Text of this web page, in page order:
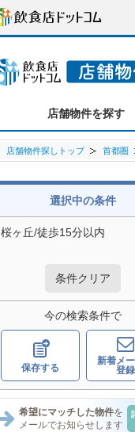
店舗物件を探す
店舗物件探しトップ 首都圏
選択中の条件
桜ヶ丘/徒歩15分以内
条件クリア
今の検索条件で
保存する
新着メ
登録
希望にマッチした物件を
メールでお知らせします